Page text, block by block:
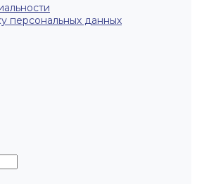
персональных данных